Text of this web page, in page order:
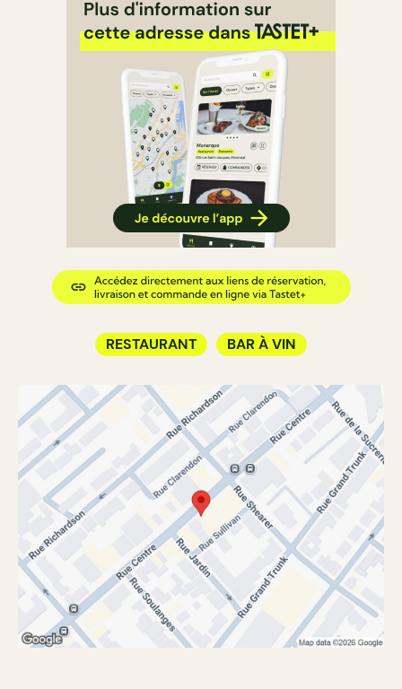
RESTAURANT BAR À VIN